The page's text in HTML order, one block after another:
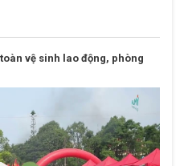
vệ sinh lao động, phòng